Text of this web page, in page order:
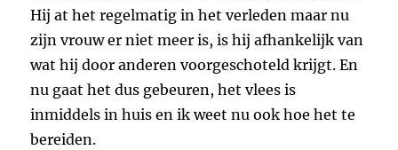
Hij at het regelmatig in het verleden maar nu
zijn vrouw er niet meer is, is hij afhankelijk van
wat hij door anderen voorgeschoteld krijgt. En
nu gaat het dus gebeuren, het vlees is
inmiddels in huis en ik weet nu ook hoe het te
bereiden.